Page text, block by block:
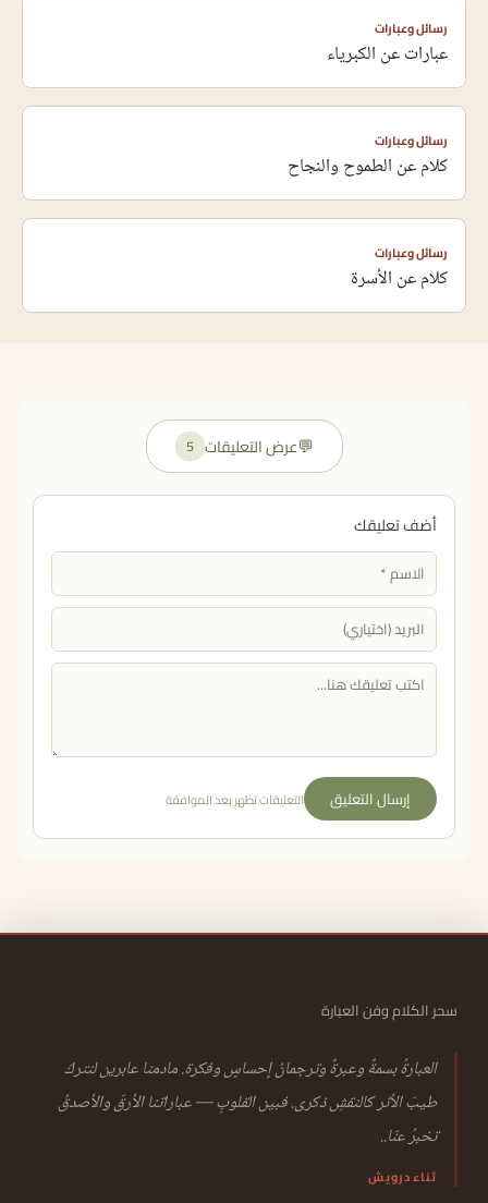
رسائل وعبارات
عبارات عن الكبرياء
رسائل وعبارات
كلام عن الطموح والنجاح
رسائل وعبارات
كلام عن الأسرة
💬عرض التعليقات 5
أضف تعليقك
إرسال التعليق التعليقات تظهر بعد الموافقة
سحر الكلام وفن العبارة
العبارةُ بسمةٌ وعبرةٌ وترجمانُ إحساسٍ وفكرة. مادمنا عابرين لنتركَ
طيبَ الأثر كالنقشِ ذكرى. فبين القلوبِ — عباراتنا الأرقّ والأصدقُ
تخبرُ عنّا..
ثناء درويش